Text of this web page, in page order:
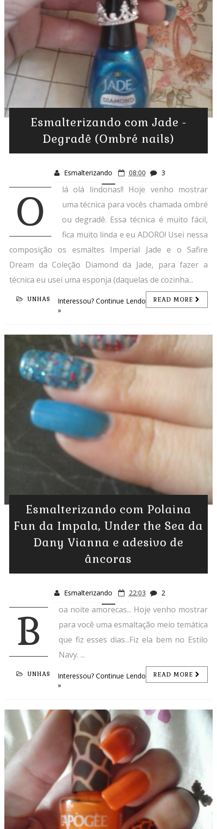
Esmalterizando com Jade -
Degradê (Ombré nails)
Esmalterizando 08:00 3
O
lá olá lindonas!! Hoje venho mostrar
uma técnica para vocês chamada ombré
ou degradê. Essa técnica é muito fácil,
fica muito linda e eu ADORO! Usei nessa
composição os esmaltes Imperial Jade e o Safire
Dream da Coleção Diamond da Jade, para fazer a
técnica eu usei uma esponja (daquelas de cozinha...
UNHAS READ MORE
Interessou? Continue Lendo
»
Esmalterizando com Polaina
Fun da Impala, Under the Sea da
Dany Vianna e adesivo de
âncoras
Esmalterizando 22:03 2
B
oa noite amorecas... Hoje venho mostrar
para você uma esmaltação meio temática
que fiz esses dias...Fiz ela bem no Estilo
Navy. ...
UNHAS READ MORE
Interessou? Continue Lendo
»